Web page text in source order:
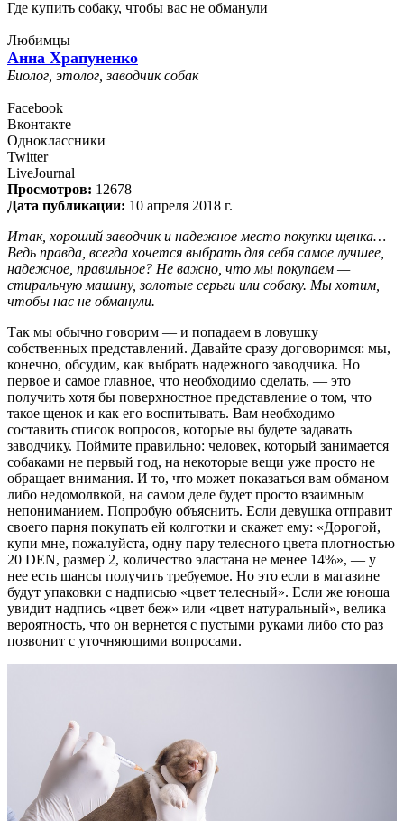
Где купить собаку, чтобы вас не обманули
Любимцы
Анна Храпуненко
Биолог, этолог, заводчик собак
Facebook
Вконтакте
Одноклассники
Twitter
LiveJournal
Просмотров: 12678
Дата публикации: 10 апреля 2018 г.
Итак, хороший заводчик и надежное место покупки щенка…
Ведь правда, всегда хочется выбрать для себя самое лучшее,
надежное, правильное? Не важно, что мы покупаем —
стиральную машину, золотые серьги или собаку. Мы хотим,
чтобы нас не обманули.
Так мы обычно говорим — и попадаем в ловушку
собственных представлений. Давайте сразу договоримся: мы,
конечно, обсудим, как выбрать надежного заводчика. Но
первое и самое главное, что необходимо сделать, — это
получить хотя бы поверхностное представление о том, что
такое щенок и как его воспитывать. Вам необходимо
составить список вопросов, которые вы будете задавать
заводчику. Поймите правильно: человек, который занимается
собаками не первый год, на некоторые вещи уже просто не
обращает внимания. И то, что может показаться вам обманом
либо недомолвкой, на самом деле будет просто взаимным
непониманием. Попробую объяснить. Если девушка отправит
своего парня покупать ей колготки и скажет ему: «Дорогой,
купи мне, пожалуйста, одну пару телесного цвета плотностью
20 DEN, размер 2, количество эластана не менее 14%», — у
нее есть шансы получить требуемое. Но это если в магазине
будут упаковки с надписью «цвет телесный». Если же юноша
увидит надпись «цвет беж» или «цвет натуральный», велика
вероятность, что он вернется с пустыми руками либо сто раз
позвонит с уточняющими вопросами.